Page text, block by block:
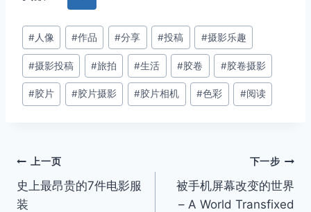
文
章
标
签：
#人像 #作品 #分享 #投稿 #摄影乐趣
#摄影投稿 #旅拍 #生活 #胶卷 #胶卷摄影
#胶片 #胶片摄影 #胶片相机 #色彩 #阅读
文
章
上一页
史上最昂贵的7件电影服
装
下一步
被手机屏幕改变的世界
– A World Transfixed